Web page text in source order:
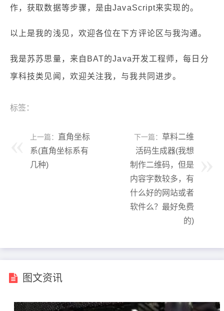
作，获取数据等步骤，是由JavaScript来实现的。
以上是我的浅见，欢迎各位在下方评论区与我沟通。
我是苏苏思量，来自BAT的Java开发工程师，每日分
享科技类见闻，欢迎关注我，与我共同进步。
标签：
上一篇： 直角坐标
系(直角坐标系有
几种)
下一篇： 草料二维
活码生成器(我想
制作二维码，但是
内容字数较多，有
什么好的网站或者
软件么？最好免费
的)
图文资讯